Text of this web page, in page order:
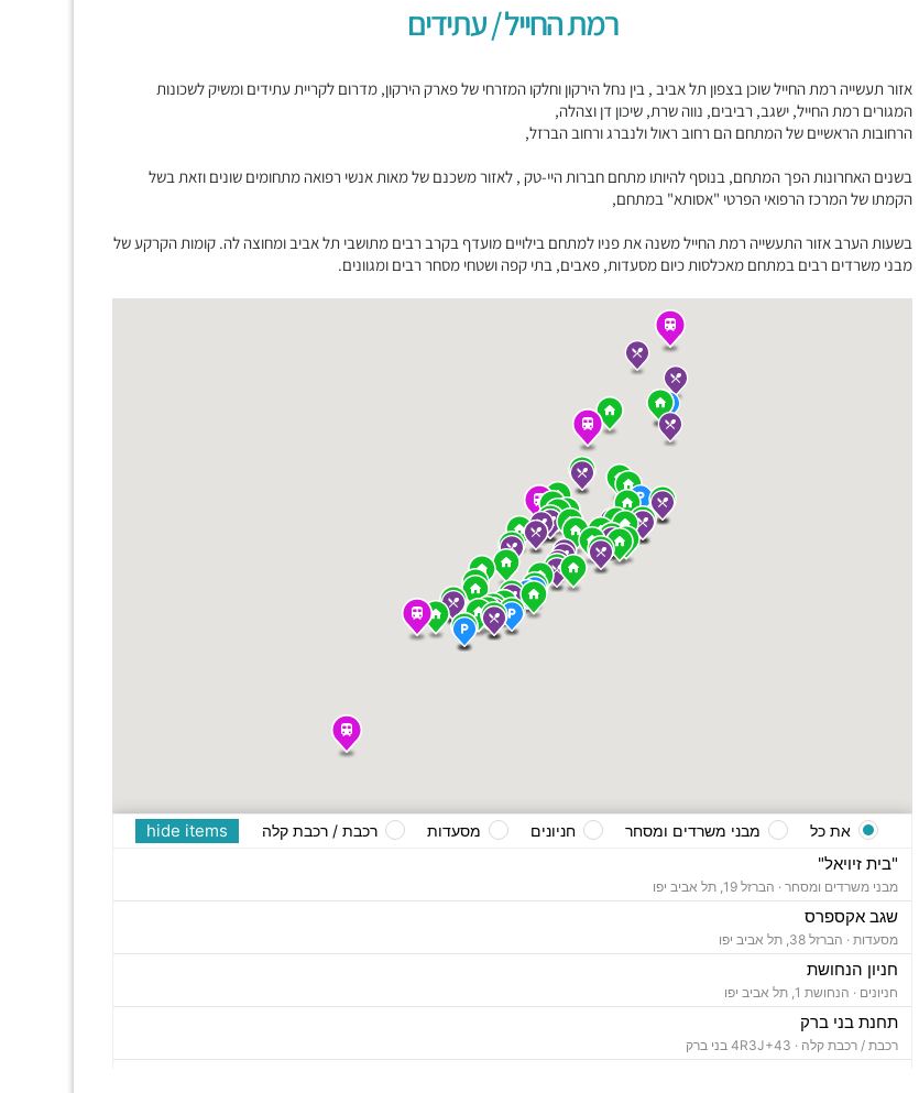
רמת החייל / עתידים
אזור תעשייה רמת החייל שוכן בצפון תל אביב , בין נחל הירקון וחלקו המזרחי של פארק הירקון, מדרום לקריית עתידים ומשיק לשכונות
המגורים רמת החייל, ישגב, רביבים, נווה שרת, שיכון דן וצהלה,
הרחובות הראשיים של המתחם הם רחוב ראול ולנברג ורחוב הברזל,
בשנים האחרונות הפך המתחם, בנוסף להיותו מתחם חברות היי-טק , לאזור משכנם של מאות אנשי רפואה מתחומים שונים וזאת בשל
הקמתו של המרכז הרפואי הפרטי "אסותא" במתחם,
בשעות הערב אזור התעשייה רמת החייל משנה את פניו למתחם בילויים מועדף בקרב רבים מתושבי תל אביב ומחוצה לה. קומות הקרקע של
מבני משרדים רבים במתחם מאכלסות כיום מסעדות, פאבים, בתי קפה ושטחי מסחר רבים ומגוונים.
"בית זיויאל"
מבני משרדים ומסחר · הברזל 19, תל אביב יפו
שגב אקספרס
מסעדות · הברזל 38, תל אביב יפו
חניון הנחושת
חניונים · הנחושת 1, תל אביב יפו
תחנת בני ברק
רכבת / רכבת קלה ·
hide items את כל מבני משרדים ומסחר חניונים מסעדות רכבת / רכבת קלה